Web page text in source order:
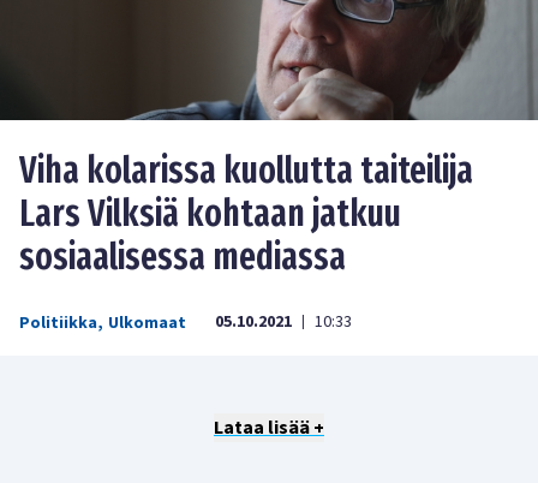
Viha kolarissa kuollutta taiteilija
Lars Vilksiä kohtaan jatkuu
sosiaalisessa mediassa
Politiikka, Ulkomaat 05.10.2021 | 10:33
Lataa lisää +